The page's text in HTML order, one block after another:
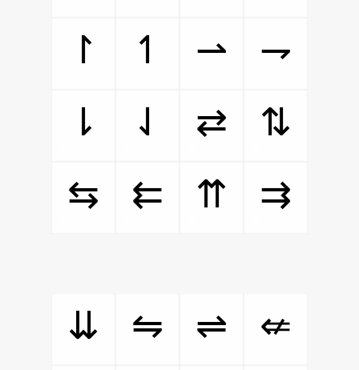
↾
↿ ⇀
⇁
⇂
⇃ ⇄
⇅
⇆
⇇ ⇈ ⇉
⇊ ⇋ ⇌
⇍